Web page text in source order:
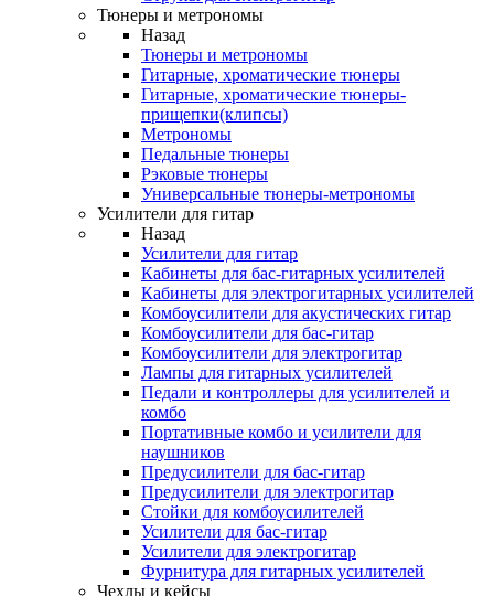
Тюнеры и метрономы
Назад
Тюнеры и метрономы
Гитарные, хроматические тюнеры
Гитарные, хроматические тюнеры-
прищепки(клипсы)
Метрономы
Педальные тюнеры
Рэковые тюнеры
Универсальные тюнеры-метрономы
Усилители для гитар
Назад
Усилители для гитар
Кабинеты для бас-гитарных усилителей
Кабинеты для электрогитарных усилителей
Комбоусилители для акустических гитар
Комбоусилители для бас-гитар
Комбоусилители для электрогитар
Лампы для гитарных усилителей
Педали и контроллеры для усилителей и
комбо
Портативные комбо и усилители для
наушников
Предусилители для бас-гитар
Предусилители для электрогитар
Стойки для комбоусилителей
Усилители для бас-гитар
Усилители для электрогитар
Фурнитура для гитарных усилителей
Чехлы и кейсы